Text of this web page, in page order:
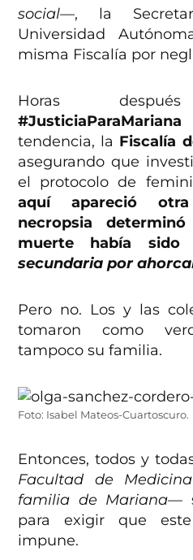
social—, la
Universidad
misma Fiscalía por
Horas
#JusticiaParaMariana
tendencia, la Fiscalía
asegurando que
el protocolo de
aquí apareció
necropsia
muerte había sido
secundaria por
Pero no. Los y las
tomaron como
tampoco su familia.
Foto: Isabel Mateos-Cuartoscuro.
Entonces, todos y
Facultad de
familia de Mariana—
para exigir que
impune.